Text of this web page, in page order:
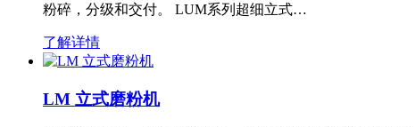
粉碎，分级和交付。 LUM系列超细立式…
了解详情
LM 立式磨粉机